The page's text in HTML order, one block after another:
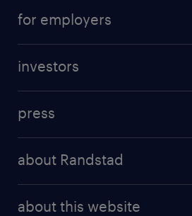
professional career
for employers
randstad professional
randstad digital
investors
results and reports
press
about Randstad
about this website